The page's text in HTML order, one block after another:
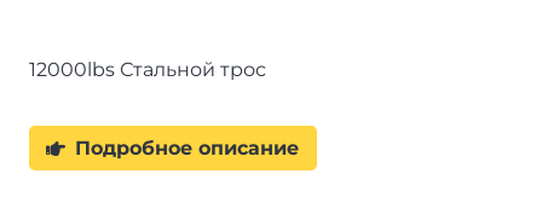
12000lbs Стальной трос
Подробное описание